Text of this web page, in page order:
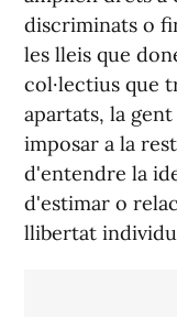
discriminats o
les lleis que
col·lectius que
apartats, la
imposar a la
d'entendre la
d'estimar o
llibertat